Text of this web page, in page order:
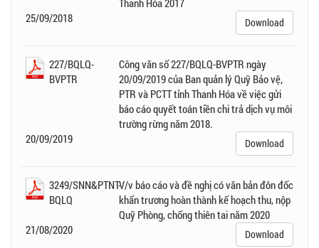
Thanh Hóa 2017
25/09/2018
Download
227/BQLQ-
BVPTR
Công văn số 227/BQLQ-BVPTR ngày
20/09/2019 của Ban quản lý Quỹ Bảo vệ,
PTR và PCTT tỉnh Thanh Hóa về việc gửi
báo cáo quyết toán tiền chi trả dịch vụ môi
trường rừng năm 2018.
20/09/2019
Download
3249/SNN&PTNT-
BQLQ
V/v báo cáo và đề nghị có văn bản đôn đốc
khẩn trương hoàn thành kế hoạch thu, nộp
Quỹ Phòng, chống thiên tai năm 2020
21/08/2020
Download